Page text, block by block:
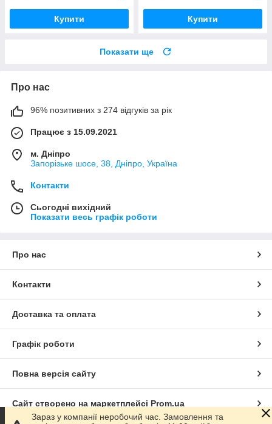
Купити Купити
Показати ще
Про нас
96% позитивних з 274 відгуків за рік
Працює з 15.09.2021
м. Дніпро
Запорізьке шосе, 38, Дніпро, Україна
Контакти
Сьогодні вихідний
Показати весь графік роботи
Про нас
Контакти
Доставка та оплата
Графік роботи
Повна версія сайту
Сайт створено на маркетплейсі Prom.ua
Зараз у компанії неробочий час. Замовлення та